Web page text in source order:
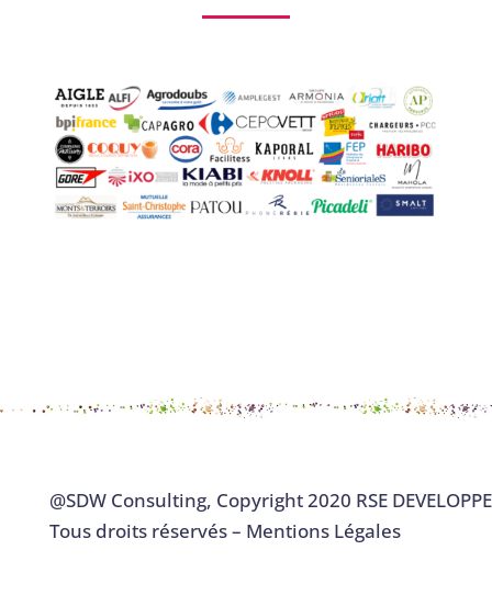
@SDW Consulting, Copyright 2020 RSE
Tous droits réservés – Mentions Légales